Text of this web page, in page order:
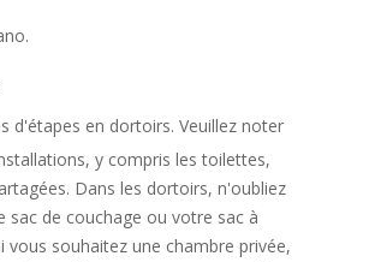
d'étapes en dortoirs. Veuillez noter
y compris les toilettes,
Dans les dortoirs, n'oubliez
sac de couchage ou votre sac à
vous souhaitez une chambre privée,